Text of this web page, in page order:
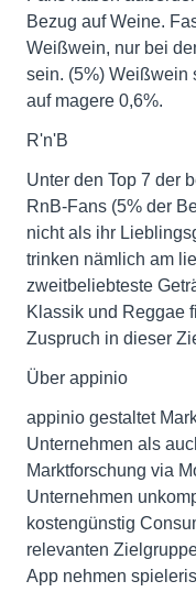
Bezug auf Weine.
Weißwein, nur bei
sein. (5%) Weißwein
auf magere 0,6%.
R'n'B
Unter den Top 7 der
RnB-Fans (5% der
nicht als ihr
trinken nämlich am
zweitbeliebteste
Klassik und Reggae
Zuspruch in dieser
Über appinio
appinio gestaltet
Unternehmen als
Marktforschung via
Unternehmen
kostengünstig
relevanten
App nehmen